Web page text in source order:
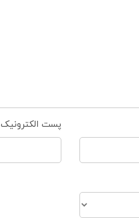
پست الکترونیک